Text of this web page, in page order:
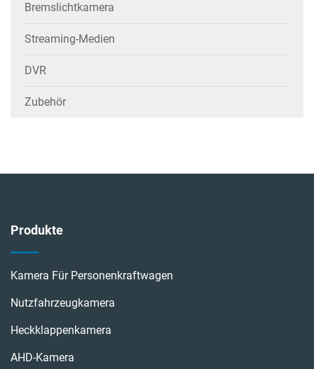
Bremslichtkamera
Streaming-Medien
DVR
Zubehör
Produkte
Kamera Für Personenkraftwagen
Nutzfahrzeugkamera
Heckklappenkamera
AHD-Kamera